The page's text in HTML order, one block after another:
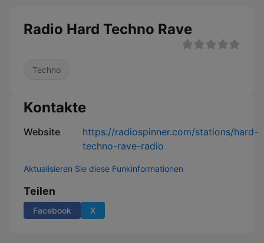
Radio Hard Techno Rave
Techno
Kontakte
Website
https://radiospinner.com/stations/hard-
techno-rave-radio
Aktualisieren Sie diese Funkinformationen
Teilen
Facebook X